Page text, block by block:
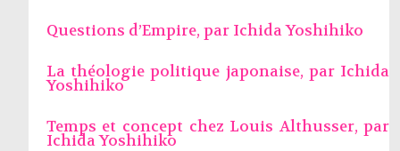
Questions d’Empire, par Ichida Yoshihiko
La théologie politique japonaise, par Ichida
Yoshihiko
Temps et concept chez Louis Althusser, par
Ichida Yoshihiko